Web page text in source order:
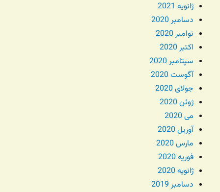
ژانویه 2021
دسامبر 2020
نوامبر 2020
اکتبر 2020
سپتامبر 2020
آگوست 2020
جولای 2020
ژوئن 2020
می 2020
آوریل 2020
مارس 2020
فوریه 2020
ژانویه 2020
دسامبر 2019